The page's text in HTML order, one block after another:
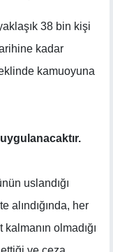
38 bin kişi
kadar
kamuoyuna
uslandığı
alındığında, her
olmadığı